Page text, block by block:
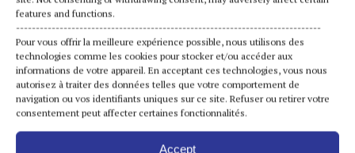
features and functions.
-----------------------------------------------------------------------------
Pour vous offrir la meilleure expérience possible, nous utilisons des
technologies comme les cookies pour stocker et/ou accéder aux
informations de votre appareil. En acceptant ces technologies, vous nous
autorisez à traiter des données telles que votre comportement de
navigation ou vos identifiants uniques sur ce site. Refuser ou retirer votre
consentement peut affecter certaines fonctionnalités.
Accept
au cœur de son Ombrie natale dans la ferme de ses grands-
parents, pour comprendre combien la Nature est source de
création. (…). Ses jeux avec la lumière, Antonella les situe dès
l’enfance, lors de bains prolongés en plein air, chauffés au
soleil, alors qu’elle dessine à la surface de l’eau les contours
de formes évoluant constamment au gré de ses mouvements
ou encore, qu’elle observe son grand-père tresser des paniers
de brindilles ramassées tout-juste à-même le sol. C’est ainsi